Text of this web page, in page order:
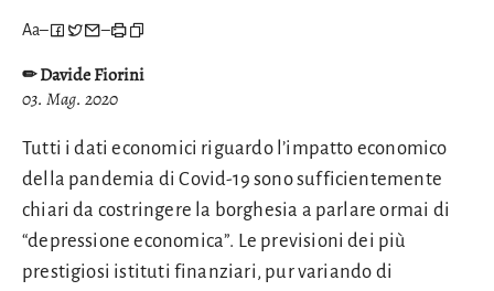
Aa– –
✏ Davide Fiorini
03. Mag. 2020
Tutti i dati economici riguardo l’impatto economico
della pandemia di Covid-19 sono sufficientemente
chiari da costringere la borghesia a parlare ormai di
“depressione economica”. Le previsioni dei più
prestigiosi istituti finanziari, pur variando di